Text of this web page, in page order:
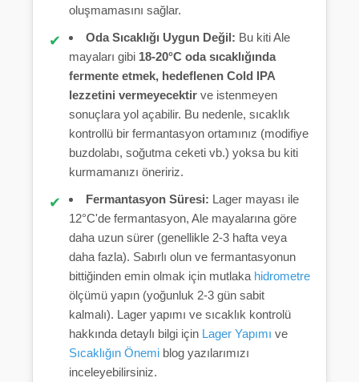
oluşmamasını sağlar.
Oda Sıcaklığı Uygun Değil: Bu kiti Ale
mayaları gibi 18-20°C oda sıcaklığında
fermente etmek, hedeflenen Cold IPA
lezzetini vermeyecektir ve istenmeyen
sonuçlara yol açabilir. Bu nedenle, sıcaklık
kontrollü bir fermantasyon ortamınız (modifiye
buzdolabı, soğutma ceketi vb.) yoksa bu kiti
kurmamanızı öneririz.
Fermantasyon Süresi: Lager mayası ile
12°C'de fermantasyon, Ale mayalarına göre
daha uzun sürer (genellikle 2-3 hafta veya
daha fazla). Sabırlı olun ve fermantasyonun
bittiğinden emin olmak için mutlaka hidrometre
ölçümü yapın (yoğunluk 2-3 gün sabit
kalmalı). Lager yapımı ve sıcaklık kontrolü
hakkında detaylı bilgi için Lager Yapımı ve
Sıcaklığın Önemi blog yazılarımızı
inceleyebilirsiniz.